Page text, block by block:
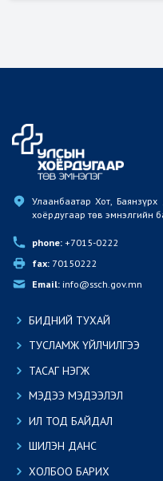
Улаанбаатар Хот,
хоёрдугаар төв эмнэлгийн
phone: +7015-0222
fax: 70150222
Email: info@ssch.gov.mn
БИДНИЙ ТУХАЙ
ТУСЛАМЖ ҮЙЛЧИЛГЭЭ
ТАСАГ НЭГЖ
МЭДЭЭ МЭДЭЭЛЭЛ
ИЛ ТОД БАЙДАЛ
ШИЛЭН ДАНС
ХОЛБОО БАРИХ